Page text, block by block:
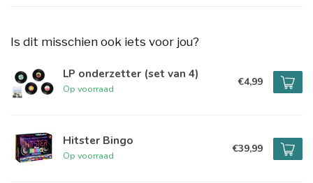
Is dit misschien ook iets voor jou?
LP onderzetter (set van 4)
Op voorraad
€4,99
Hitster Bingo
Op voorraad
€39,99